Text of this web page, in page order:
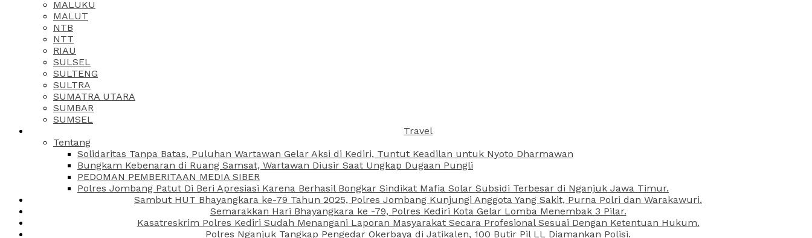
MALUKU
MALUT
NTB
NTT
RIAU
SULSEL
SULTENG
SULTRA
SUMATRA UTARA
SUMBAR
SUMSEL
Travel
Tentang
Solidaritas Tanpa Batas, Puluhan Wartawan Gelar Aksi di Kediri, Tuntut Keadilan untuk Nyoto Dharmawan
Bungkam Kebenaran di Ruang Samsat, Wartawan Diusir Saat Ungkap Dugaan Pungli
PEDOMAN PEMBERITAAN MEDIA SIBER
Polres Jombang Patut Di Beri Apresiasi Karena Berhasil Bongkar Sindikat Mafia Solar Subsidi Terbesar di Nganjuk Jawa Timur.
Sambut HUT Bhayangkara ke-79 Tahun 2025, Polres Jombang Kunjungi Anggota Yang Sakit, Purna Polri dan Warakawuri.
Semarakkan Hari Bhayangkara ke -79, Polres Kediri Kota Gelar Lomba Menembak 3 Pilar.
Kasatreskrim Polres Kediri Sudah Menangani Laporan Masyarakat Secara Profesional Sesuai Dengan Ketentuan Hukum.
Polres Nganjuk Tangkap Pengedar Okerbaya di Jatikalen, 100 Butir Pil LL Diamankan Polisi.